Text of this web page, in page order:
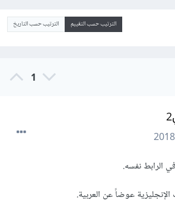
الترتيب حسب التقييم الترتيب حسب التاريخ
1
الرابط نفسه.
عوضاً عن العربية.